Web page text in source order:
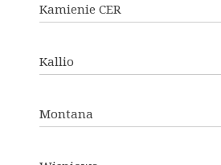
Kamienie CER
Kallio
Montana